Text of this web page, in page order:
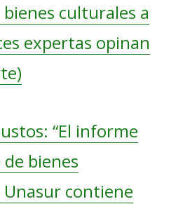
culturales a
expertas opinan
“El informe
bienes
contiene